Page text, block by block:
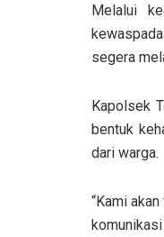
Melalui
segera
Kapolsek
bentuk
dari warga.
“Kami
komunikasi